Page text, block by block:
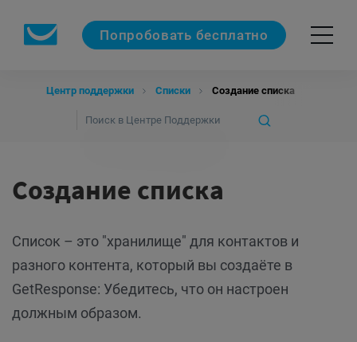
Попробовать бесплатно
Центр поддержки Списки Создание списка
Создание списка
Список – это "хранилище" для контактов и
разного контента, который вы создаёте в
GetResponse: Убедитесь, что он настроен
должным образом.